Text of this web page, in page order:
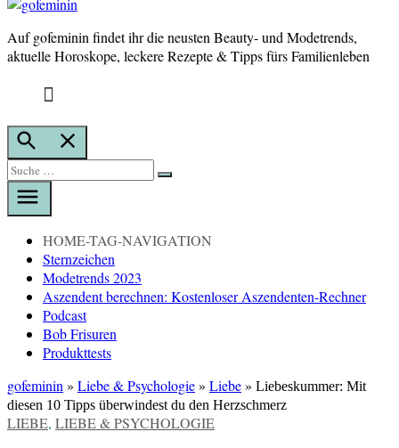
gofeminin
Auf gofeminin findet ihr die neusten Beauty- und Modetrends,
aktuelle Horoskope, leckere Rezepte & Tipps fürs Familienleben
Suche
öffnen
Suche
nach:
Suche
HOME-TAG-NAVIGATION
Sternzeichen
Modetrends 2023
Aszendent berechnen: Kostenloser Aszendenten-Rechner
Podcast
Bob Frisuren
Produkttests
gofeminin » Liebe & Psychologie» Liebe» Liebeskummer: Mit
diesen 10 Tipps überwindest du den Herzschmerz
VERÖFFENTLICHT
LIEBE, LIEBE & PSYCHOLOGIE